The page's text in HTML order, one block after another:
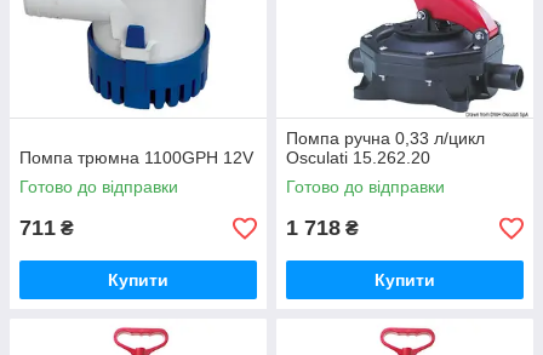
Помпа трюмна 1100GPH 12V
Готово до відправки
711 ₴
Купити
Помпа ручна 0,33 л/цикл
Osculati 15.262.20
Готово до відправки
1 718 ₴
Купити